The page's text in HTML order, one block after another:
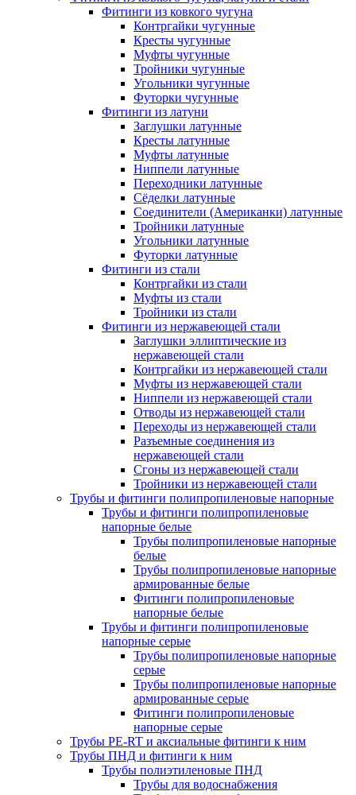
Фитинги из ковкого чугуна
Контргайки чугунные
Кресты чугунные
Муфты чугунные
Тройники чугунные
Угольники чугунные
Футорки чугунные
Фитинги из латуни
Заглушки латунные
Кресты латунные
Муфты латунные
Ниппели латунные
Переходники латунные
Сёделки латунные
Соединители (Американки) латунные
Тройники латунные
Угольники латунные
Футорки латунные
Фитинги из стали
Контргайки из стали
Муфты из стали
Тройники из стали
Фитинги из нержавеющей стали
Заглушки эллиптические из
нержавеющей стали
Контргайки из нержавеющей стали
Муфты из нержавеющей стали
Ниппели из нержавеющей стали
Отводы из нержавеющей стали
Переходы из нержавеющей стали
Разъемные соединения из
нержавеющей стали
Сгоны из нержавеющей стали
Тройники из нержавеющей стали
Трубы и фитинги полипропиленовые напорные
Трубы и фитинги полипропиленовые
напорные белые
Трубы полипропиленовые напорные
белые
Трубы полипропиленовые напорные
армированные белые
Фитинги полипропиленовые
напорные белые
Трубы и фитинги полипропиленовые
напорные серые
Трубы полипропиленовые напорные
серые
Трубы полипропиленовые напорные
армированные серые
Фитинги полипропиленовые
напорные серые
Трубы PE-RT и аксиальные фитинги к ним
Трубы ПНД и фитинги к ним
Трубы полиэтиленовые ПНД
Трубы для водоснабжения